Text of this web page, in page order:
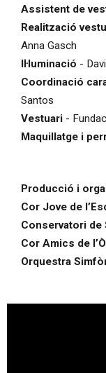
Assistent de
Realització
Anna Gasch
Iŀluminació -
Coordinació
Santos
Vestuari-
Maquillatge i
Producció i
Cor Jove de
Conservatori de
Cor Amics de
Orquestra